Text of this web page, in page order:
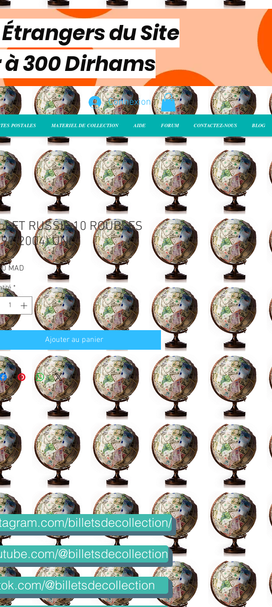
Étrangers du Site
300 Dirhams
Connexion
POSTALES MATERIEL DE COLLECTION AIDE FORUM CONTACTEZ-NOUS BLOG
RUSSIE 10 ROUBLES
UNC
MAD
*
Ajouter au panier
billetsdecollection/
@billetsdecollection
@billetsdecollection